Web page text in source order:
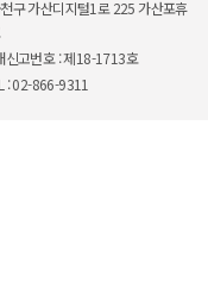
구 가산디지털1로 225 가산포휴
신고번호 : 제18-1713호
: 02-866-9311